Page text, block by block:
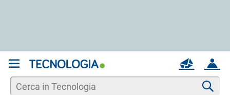
ACCOUNT
MAIL